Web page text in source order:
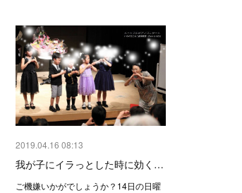
2019.04.16 08:13
我が子にイラっとした時に効く…
ご機嫌いかがでしょうか？14日の日曜